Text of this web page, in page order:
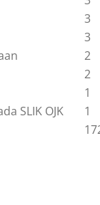
3
3
2
2
1
SLIK OJK
1